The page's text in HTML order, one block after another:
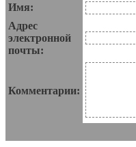
Имя:
Адрес
электронной
почты:
Комментарии: